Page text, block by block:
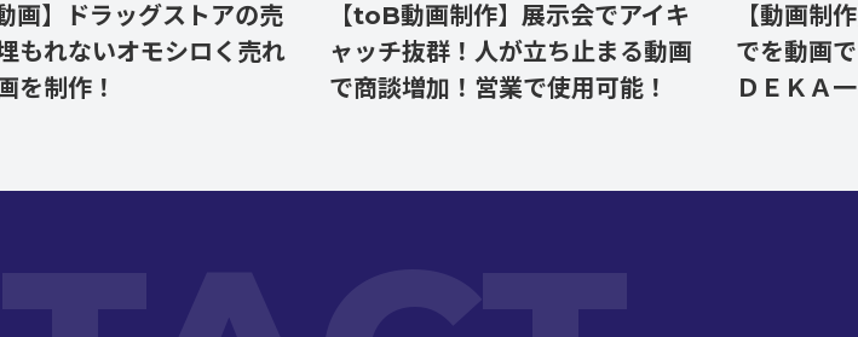
ラッグストアの売
いオモシロく売れ
作！
【toB動画制作】展示会でアイキ
ャッチ抜群！人が立ち止まる動画
で商談増加！営業で使用可能！
【動画制作】興
でを動画でツー
ＤＥＫＡ一択